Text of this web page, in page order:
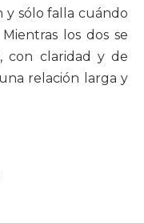
sólo falla cuándo
los dos se
con claridad y de
relación larga y